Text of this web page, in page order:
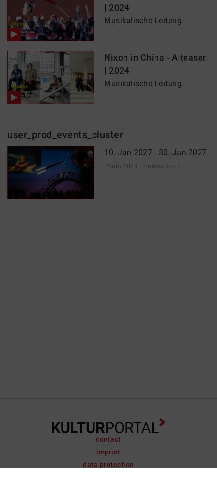
| 2024
Musikalische Leitung
Nixon in China - A teaser
| 2024
Musikalische Leitung
user_prod_events_cluster
10. Jan 2027 - 30. Jan 2027
Photo 2024, Thomas Aurin
contact
imprint
data protection